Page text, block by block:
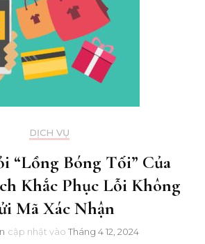
DỊCH VỤ
“Lồng Bóng Tối” Của
Khắc Phục Lỗi Không
Mã Xác Nhận
cập nhật vào Tháng 4 12, 2024